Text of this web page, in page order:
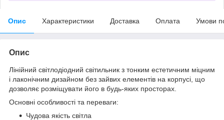
Опис Характеристики Доставка Оплата Умови
Опис
Лінійний світлодіодний світильник з тонким естетичним міцним
і лаконічним дизайном без зайвих елементів на корпусі, що
дозволяє розміщувати його в будь-яких просторах.
Основні особливості та переваги:
Чудова якість світла